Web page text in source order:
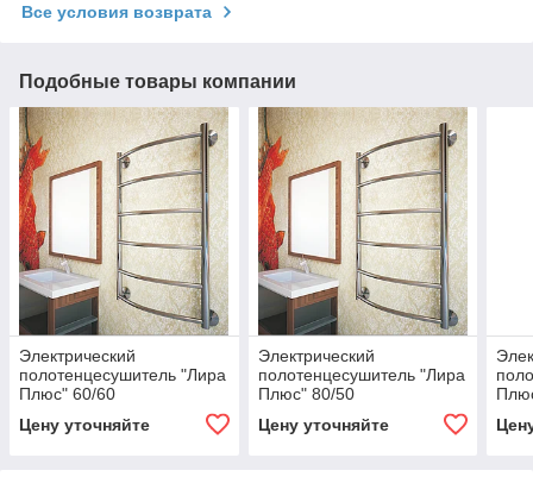
Все условия возврата
Подобные товары компании
Электрический
полотенцесушитель "Лира
Плюс" 60/60
Цену уточняйте
Электрический
полотенцесушитель "Лира
Плюс" 80/50
Цену уточняйте